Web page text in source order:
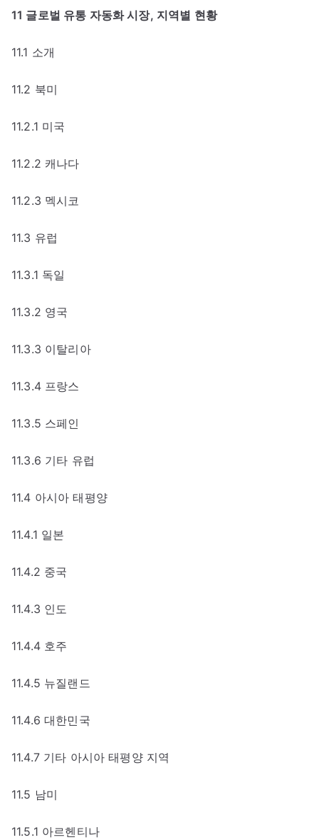
11 글로벌 유통 자동화 시장, 지역별 현황
11.1 소개
11.2 북미
11.2.1 미국
11.2.2 캐나다
11.2.3 멕시코
11.3 유럽
11.3.1 독일
11.3.2 영국
11.3.3 이탈리아
11.3.4 프랑스
11.3.5 스페인
11.3.6 기타 유럽
11.4 아시아 태평양
11.4.1 일본
11.4.2 중국
11.4.3 인도
11.4.4 호주
11.4.5 뉴질랜드
11.4.6 대한민국
11.4.7 기타 아시아 태평양 지역
11.5 남미
11.5.1 아르헨티나